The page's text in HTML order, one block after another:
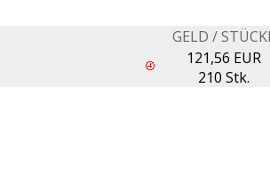
GELD /
121,56 EUR
210 Stk.